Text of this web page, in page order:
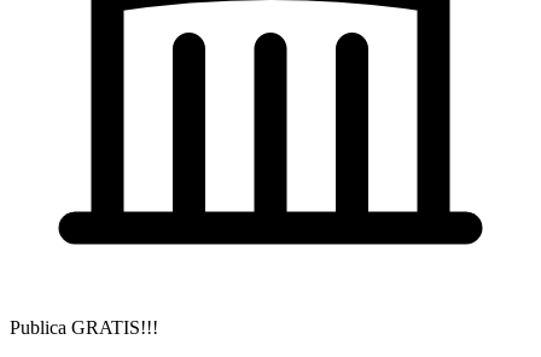
Publica GRATIS!!!